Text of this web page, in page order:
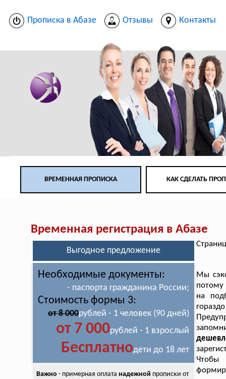
Прописка в Абазе Отзывы Контакты
ВРЕМЕННАЯ ПРОПИСКА КАК СДЕЛАТЬ
Временная регистрация в Абазе
Выгодное предложение
Необходимые документы:
- паспорта гражданина России;
Стоимость формы 3:
от 8 000рублей - 1 человек (90 дней)
от 7 000рублей - 1 взрослый
Бесплатнодети до 18 лет
Важно - примерная оплата надежной прописки от
Мы
потому
на
Чтобы